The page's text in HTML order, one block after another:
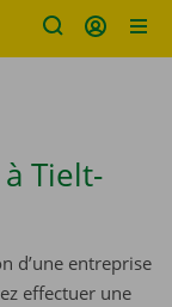
Tielt-
d’une entreprise
effectuer une